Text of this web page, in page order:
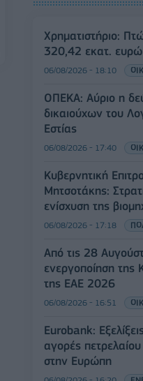
Χρηματιστήριο:
320,42 εκατ. ευρώ
06/08/2026 - 18:10
ΟΠΕΚΑ: Αύριο η
δικαιούχων του
Εστίας
06/08/2026 - 17:40
Κυβερνητική
Μητσοτάκης:
ενίσχυση της
06/08/2026 - 17:18
Από τις 28
ενεργοποίηση
της ΕΑΕ 2026
06/08/2026 - 16:51
Eurobank:
αγορές
στην Ευρώπη